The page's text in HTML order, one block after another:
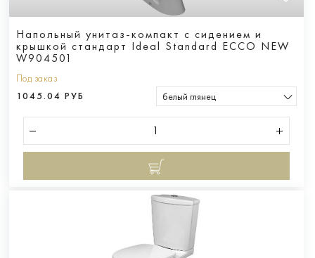
Напольный унитаз-компакт с сидением и
крышкой стандарт Ideal Standard ECCO NEW
W904501
Под заказ
1045.04 РУБ
белый глянец